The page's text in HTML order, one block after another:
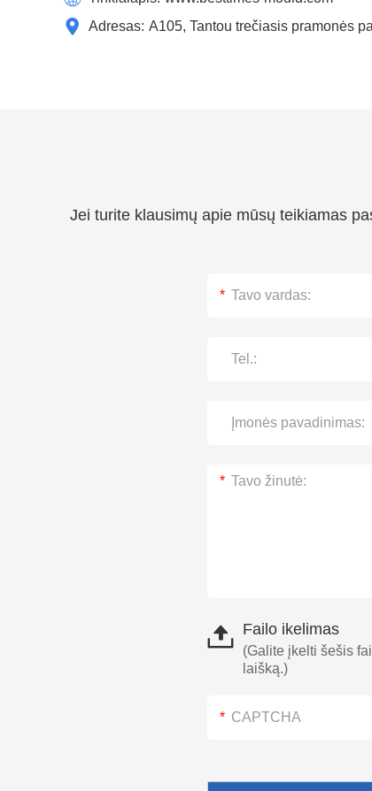
Adresas: A105, Tantou trečiasis pramonės
Jei turite klausimų apie mūsų teikiamas
Failo ikelimas
(Galite įkelti šešis
laišką.)